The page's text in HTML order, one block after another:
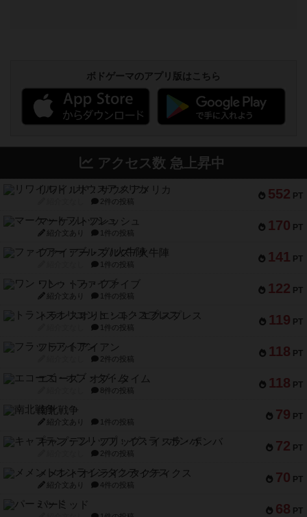
ボドゲーマのアプリ版はこちら
アクセス数 急上昇中
552 PT
リワイルド：サウスアメリカ
2件の投稿
170 PT
マーケットフレッシュ
紹介文あり 1件の投稿
141 PT
ファイアー・ブルズ / 火牛陣
1件の投稿
122 PT
ワン・トゥ・ファイブ
紹介文あり 1件の投稿
119 PT
トランスオリエント・エクスプレス
1件の投稿
118 PT
フラットアイアン
2件の投稿
118 PT
エコーズ・オブ・タイム
8件の投稿
79 PT
南北戦争
紹介文あり 1件の投稿
72 PT
キャプテン・フリップ：イスラ・ボンバ
2件の投稿
70 PT
メメントオンラインタクティクス
紹介文あり 4件の投稿
68 PT
パーミッド